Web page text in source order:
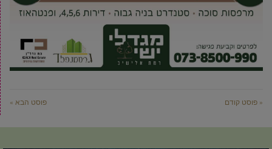
« פוסט קודם פוסט הבא »